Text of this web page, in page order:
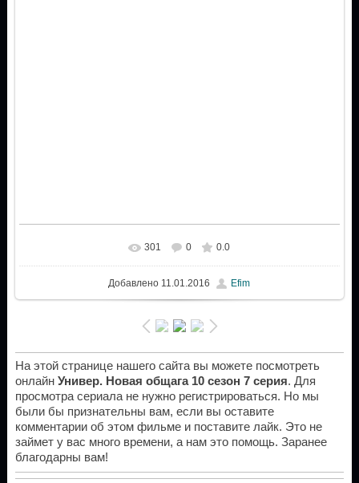
301 0 0.0
Добавлено 11.01.2016 Efim
На этой странице нашего сайта вы можете посмотреть
онлайн Универ. Новая общага 10 сезон 7 серия. Для
просмотра сериала не нужно регистрироваться. Но мы
были бы признательны вам, если вы оставите
комментарии об этом фильме и поставите лайк. Это не
займет у вас много времени, а нам это помощь. Заранее
благодарны вам!